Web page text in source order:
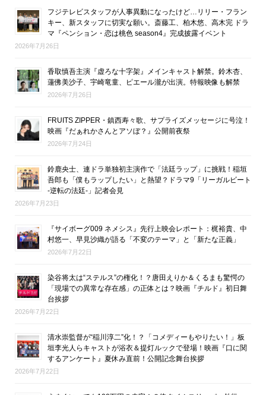
フジテレビスタッフが人事異動になったけど…リリー・フラン
キー、新スタッフに切実な願い。斎藤工、柏木悠、高木完 ドラ
マ『ペンション・恋は桃色 season4』完成披露イベント
2026年7月26日
香取慎吾主演『虚ろな十字架』メインキャスト解禁。鈴木杏、
蓮佛美沙子、宇崎竜童、ピエール瀧が出演。特報映像も解禁
2026年7月26日
FRUITS ZIPPER・鎮西寿々歌、サプライズメッセージに号泣！
映画『だぁれかさんとアソぼ？』公開前夜祭
2026年7月24日
鈴鹿央士、連ドラ単独初主演作で「法廷ラップ」に挑戦！稲垣
吾郎も「僕もラップしたい」と熱望？ドラマ9「リーガルビート
-逆転の法廷-」記者会見
2026年7月23日
『サイボーグ009 ネメシス』先行上映会レポート：梶裕貴、中
村悠一、早見沙織が語る「不変のテーマ」と「新たな正義」
2026年7月22日
染谷将太は“ステルス”の権化！？唐田えりか＆くるまも驚愕の
「現場での異常な存在感」の正体とは？映画『チルド』初日舞
台挨拶
2026年7月22日
清水崇監督が“稲川淳二”化！？「コメディーもやりたい！」板
垣李光人らキャストが浴衣＆提灯ルックで登場！映画『口に関
するアンケート』夏休み直前！公開記念舞台挨拶
2026年7月22日